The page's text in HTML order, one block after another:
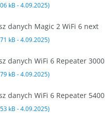
kB - 4.09.2025)
danych Magic 2 WiFi 6 next
kB - 4.09.2025)
danych WiFi 6 Repeater 3000
kB - 4.09.2025)
danych WiFi 6 Repeater 5400
kB - 4.09.2025)